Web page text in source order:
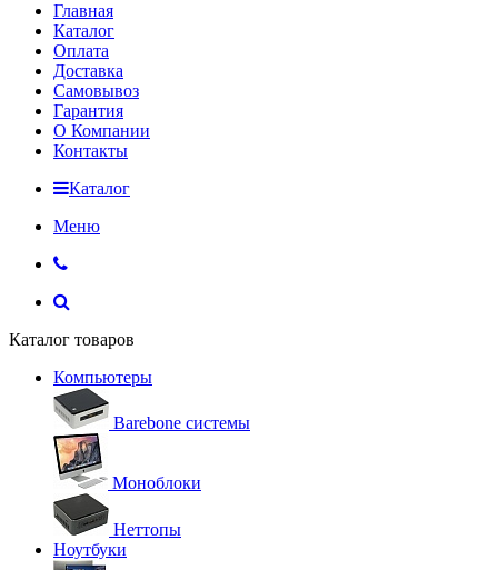
Главная
Каталог
Оплата
Доставка
Самовывоз
Гарантия
О Компании
Контакты
Каталог
Меню
Каталог товаров
Компьютеры
Barebone системы
Моноблоки
Неттопы
Ноутбуки